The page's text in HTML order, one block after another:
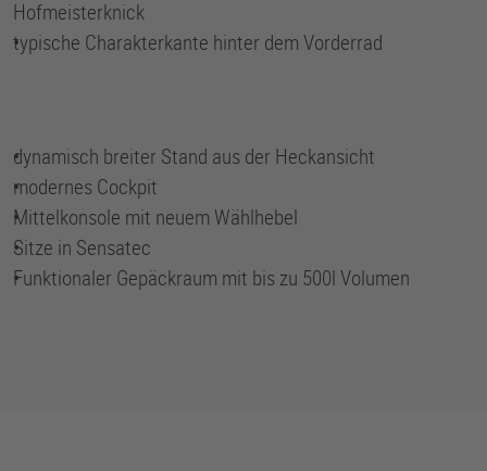
Hofmeisterknick
•
typische Charakterkante hinter dem Vorderrad
•
dynamisch breiter Stand aus der Heckansicht
•
modernes Cockpit
•
Mittelkonsole mit neuem Wählhebel
•
Sitze in Sensatec
•
Funktionaler Gepäckraum mit bis zu 500l Volumen